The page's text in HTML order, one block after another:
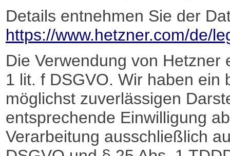
Details entnehmen Sie der
https://www.hetzner.com/de/
Die Verwendung von Hetzner
1 lit. f DSGVO. Wir haben
möglichst zuverlässigen
entsprechende Einwilligung
Verarbeitung ausschließlich